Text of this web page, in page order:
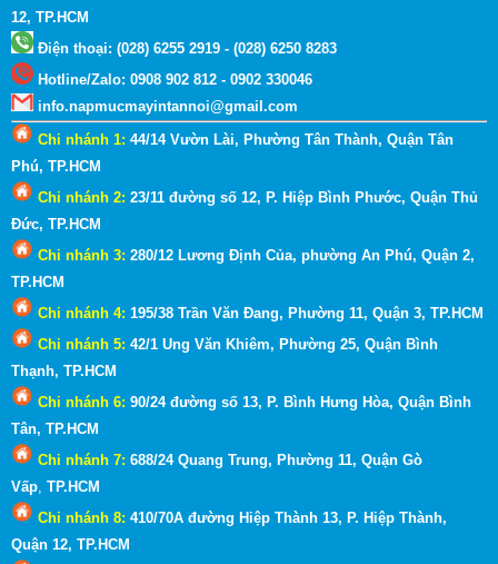
12, TP.HCM
Điện thoại: (028) 6255 2919 - (028) 6250 8283
Hotline/Zalo: 0908 902 812 - 0902 330046
info.napmucmayintannoi@gmail.com
Chi nhánh 1: 44/14 Vườn Lài, Phường Tân Thành, Quận Tân
Phú, TP.HCM
Chi nhánh 2: 23/11 đường số 12, P. Hiệp Bình Phước, Quận Thủ
Đức, TP.HCM
Chi nhánh 3: 280/12 Lương Định Của, phường An Phú, Quận 2,
TP.HCM
Chi nhánh 4: 195/38 Trần Văn Đang, Phường 11, Quận 3, TP.HCM
Chi nhánh 5: 42/1 Ung Văn Khiêm, Phường 25, Quận Bình
Thạnh, TP.HCM
Chi nhánh 6: 90/24 đường số 13, P. Bình Hưng Hòa, Quận Bình
Tân, TP.HCM
Chi nhánh 7: 688/24 Quang Trung, Phường 11, Quận Gò
Vấp TP.HCM
Chi nhánh 8: 410/70A đường Hiệp Thành 13, P. Hiệp Thành,
Quận 12, TP.HCM